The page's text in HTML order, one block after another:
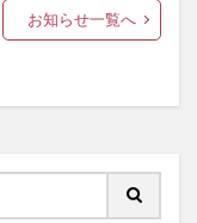
お知らせ一覧へ